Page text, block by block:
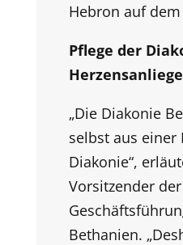
Hebron auf
Pflege der
„Die Diakonie
selbst aus einer
Diakonie“,
Vorsitzender der
Bethanien.